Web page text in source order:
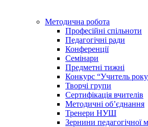
Методична робота
Професійні спільноти
Педагогічні ради
Конференції
Семінари
Предметні тижні
Конкурс “Учитель
Творчі групи
Сертифікація вчителів
Методичні об’єднання
Тренери НУШ
Зернини педагогічної